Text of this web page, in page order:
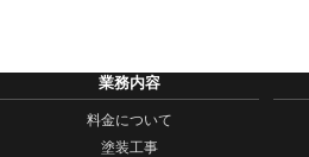
業務内容
料金について
塗装工事